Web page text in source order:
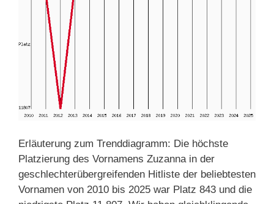
Erläuterung zum Trenddiagramm: Die höchste
Platzierung des Vornamens Zuzanna in der
geschlechterübergreifenden Hitliste der beliebtesten
Vornamen von 2010 bis 2025 war Platz 843 und die